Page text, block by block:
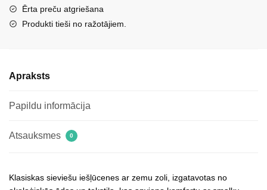
Acimine
daudzums
Ērta preču atgriešana
Produkti tieši no ražotājiem.
Apraksts
Papildu informācija
Atsauksmes 0
Klasiskas sieviešu iešļūcenes ar zemu zoli, izgatavotas no